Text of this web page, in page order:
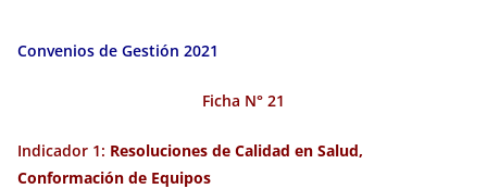
Convenios de Gestión 2021
Ficha N° 21
Indicador 1: Resoluciones de Calidad en Salud,
Conformación de Equipos